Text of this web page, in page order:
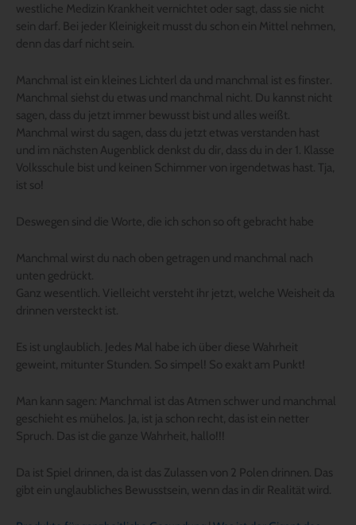
westliche Medizin Krankheit vernichtet oder sagt, dass sie nicht
sein darf. Bei jeder Kleinigkeit musst du schon ein Mittel nehmen,
denn das darf nicht sein.
Manchmal ist ein kleines Lichterl da und manchmal ist es finster.
Manchmal siehst du etwas und manchmal nicht. Du kannst nicht
sagen, dass du jetzt immer bewusst bist und alles weißt.
Manchmal wirst du sagen, dass du jetzt etwas verstanden hast
und im nächsten Augenblick denkst du dir, dass du in der 1. Klasse
Volksschule bist und keinen Schimmer von irgendetwas hast. Tja,
ist so!
Deswegen sind die Worte, die ich schon so oft gebracht habe
Manchmal wirst du nach oben getragen und manchmal nach
unten gedrückt.
Ganz wesentlich. Vielleicht versteht ihr jetzt, welche Weisheit da
drinnen versteckt ist.
Es ist unglaublich. Jedes Mal habe ich über diese Wahrheit
geweint, mitunter Stunden. So simpel! So exakt am Punkt!
Man kann sagen: Manchmal ist das Atmen schwer und manchmal
geschieht es mühelos. Ja, ist ja schon recht, das ist ein netter
Spruch. Das ist die ganze Wahrheit, hallo!!!
Da ist Spiel drinnen, da ist das Zulassen von 2 Polen drinnen. Das
gibt ein unglaubliches Bewusstsein, wenn das in dir Realität wird.